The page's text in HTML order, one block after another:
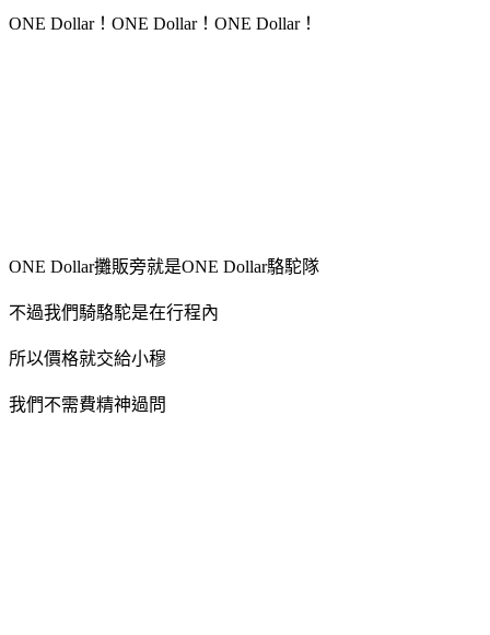
ONE Dollar！ONE Dollar！ONE Dollar！
ONE Dollar攤販旁就是ONE Dollar駱駝隊
不過我們騎駱駝是在行程內
所以價格就交給小穆
我們不需費精神過問